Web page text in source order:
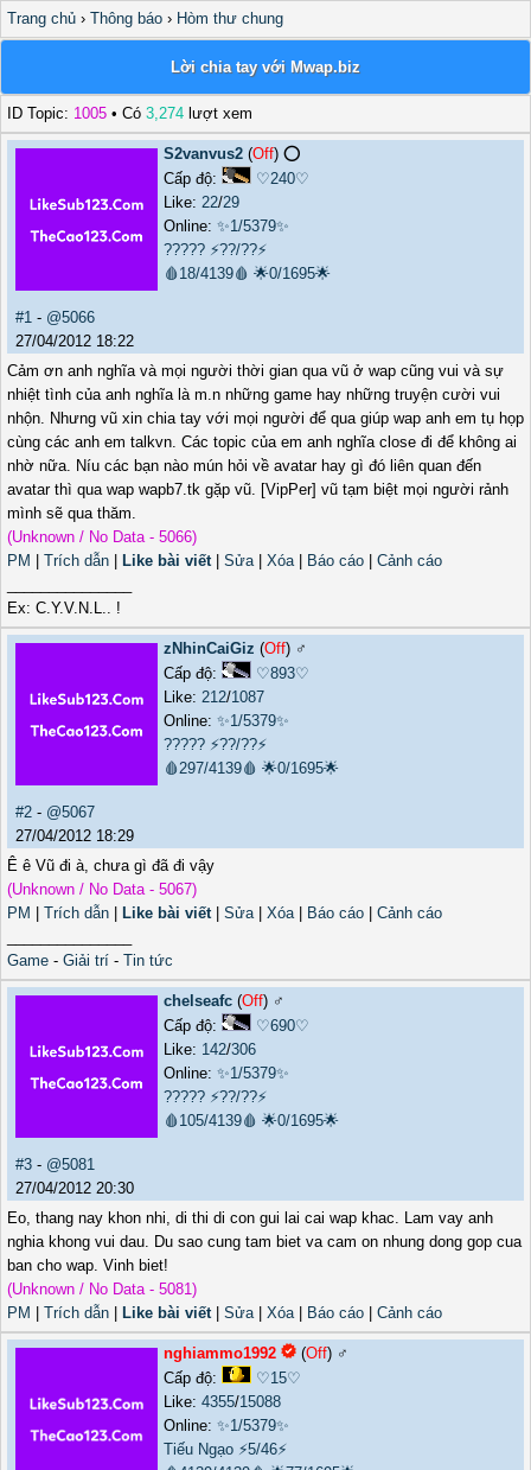
Trang chủ › Thông báo › Hòm thư chung
Lời chia tay với Mwap.biz
ID Topic: 1005 • Có 3,274 lượt xem
S2vanvus2 (Off) ⭕️
Cấp độ:
♡240♡
Like: 22/29
Online: ✨1/5379✨
????? ⚡??/??⚡
🩸18/4139🩸 🌟0/1695🌟
#1 - @5066
27/04/2012 18:22
Cảm ơn anh nghĩa và mọi người thời gian qua vũ ở wap cũng vui và sự
nhiệt tình của anh nghĩa là m.n những game hay những truyện cười vui
nhộn. Nhưng vũ xin chia tay với mọi người để qua giúp wap anh em tụ họp
cùng các anh em talkvn. Các topic của em anh nghĩa close đi để không ai
nhờ nữa. Níu các bạn nào mún hỏi về avatar hay gì đó liên quan đến
avatar thì qua wap wapb7.tk gặp vũ. [VipPer] vũ tạm biệt mọi người rảnh
mình sẽ qua thăm.
(Unknown / No Data - 5066)
PM
Trích dẫn Like bài viết| Sửa| Xóa| Báo cáo
Cảnh cáo
Ex: C.Y.V.N.L.. !
zNhinCaiGiz (Off) ♂️
Cấp độ:
♡893♡
Like: 212/1087
Online: ✨1/5379✨
????? ⚡??/??⚡
🩸297/4139🩸 🌟0/1695🌟
#2 - @5067
27/04/2012 18:29
Ê ê Vũ đi à, chưa gì đã đi vậy
(Unknown / No Data - 5067)
PM
Trích dẫn Like bài viết| Sửa| Xóa| Báo cáo
Cảnh cáo
Game - Giải trí - Tin tức
chelseafc (Off) ♂️
Cấp độ:
♡690♡
Like: 142/306
Online: ✨1/5379✨
????? ⚡??/??⚡
🩸105/4139🩸 🌟0/1695🌟
#3 - @5081
27/04/2012 20:30
Eo, thang nay khon nhi, di thi di con gui lai cai wap khac. Lam vay anh
nghia khong vui dau. Du sao cung tam biet va cam on nhung dong gop cua
ban cho wap. Vinh biet!
(Unknown / No Data - 5081)
PM
Trích dẫn Like bài viết| Sửa| Xóa| Báo cáo Cảnh cáo
nghiammo1992 (Off) ♂️
Cấp độ:
♡15♡
Like: 4355/15088
Online: ✨1/5379✨
Tiếu Ngạo ⚡5/46⚡